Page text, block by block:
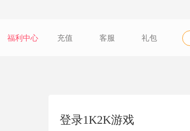
福利中心 充值 客服 礼包
登录1K2K游戏